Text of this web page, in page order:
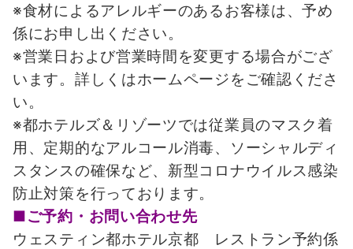
※食材によるアレルギーのあるお客様は、予め
係にお申し出ください。
※営業日および営業時間を変更する場合がござ
います。詳しくはホームページをご確認くださ
い。
※都ホテルズ＆リゾーツでは従業員のマスク着
用、定期的なアルコール消毒、ソーシャルディ
スタンスの確保など、新型コロナウイルス感染
防止対策を行っております。
■ご予約・お問い合わせ先
ウェスティン都ホテル京都 レストラン予約係